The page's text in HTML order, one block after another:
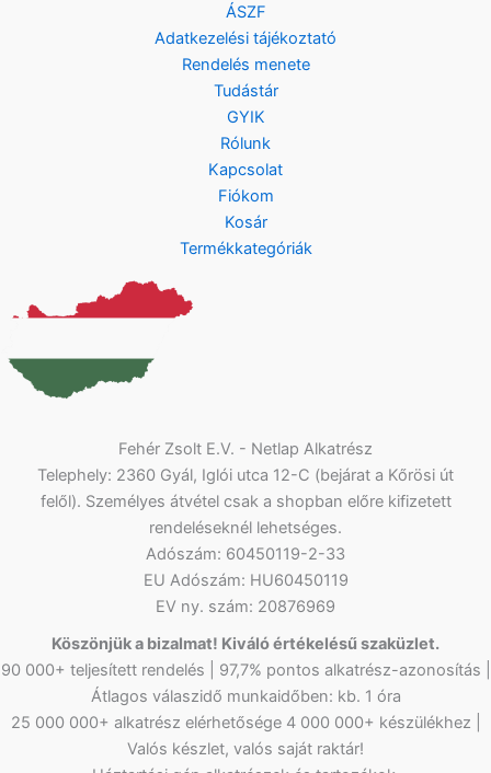
ÁSZF
Adatkezelési tájékoztató
Rendelés menete
Tudástár
GYIK
Rólunk
Kapcsolat
Fiókom
Kosár
Termékkategóriák
Fehér Zsolt E.V. - Netlap Alkatrész
Telephely: 2360 Gyál, Iglói utca 12-C (bejárat a Kőrösi út
felől). Személyes átvétel csak a shopban előre kifizetett
rendeléseknél lehetséges.
Adószám: 60450119-2-33
EU Adószám: HU60450119
EV ny. szám: 20876969
Köszönjük a bizalmat! Kiváló értékelésű szaküzlet.
90 000+ teljesített rendelés | 97,7% pontos alkatrész-azonosítás |
Átlagos válaszidő munkaidőben: kb. 1 óra
25 000 000+ alkatrész elérhetősége 4 000 000+ készülékhez |
Valós készlet, valós saját raktár!